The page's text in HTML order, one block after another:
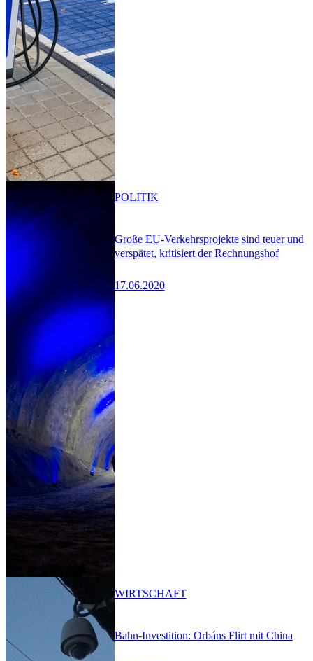
Große EU-Verkehrsprojekte sind teuer und
verspätet, kritisiert der Rechnungshof
17.06.2020
POLITIK
Bahn-Investition: Orbáns Flirt mit China
WIRTSCHAFT